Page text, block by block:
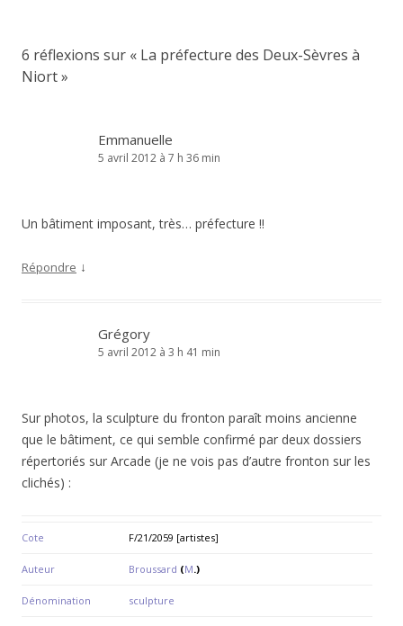
6 réflexions sur « La préfecture des Deux-Sèvres à
Niort»
Emmanuelle
5 avril 2012 à 7 h 36 min
Un bâtiment imposant, très… préfecture !!
Répondre ↓
Grégory
5 avril 2012 à 3 h 41 min
Sur photos, la sculpture du fronton paraît moins ancienne
que le bâtiment, ce qui semble confirmé par deux dossiers
répertoriés sur Arcade (je ne vois pas d’autre fronton sur les
clichés) :
Cote F/21/2059 [artistes]
Auteur Broussard (M.)
Dénomination sculpture